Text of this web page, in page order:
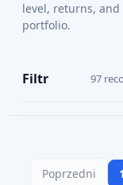
level, returns,
portfolio.
Filtr 97
Poprzedni
1